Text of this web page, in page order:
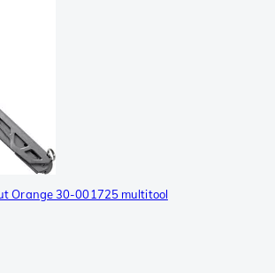
Orange 30-001725 multitool